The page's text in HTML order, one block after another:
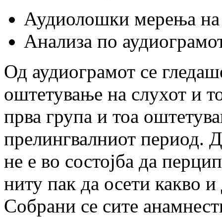
Аудиолошки мерења на
Анализа по
Од аудиограмот се
оштетување на слухот и
прва група и тоа
прелингвалниот период.
не е во состојба да
ниту пак да осети какво
Собрани се сите